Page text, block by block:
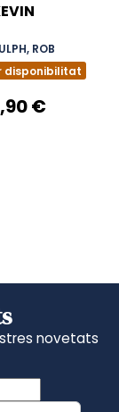
ROB
disponibilitat
€
novetats